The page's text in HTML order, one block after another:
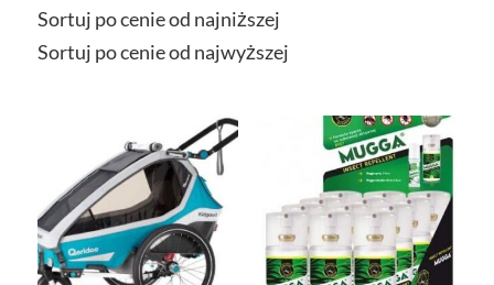
Sortuj po cenie od najniższej
Sortuj po cenie od najwyższej